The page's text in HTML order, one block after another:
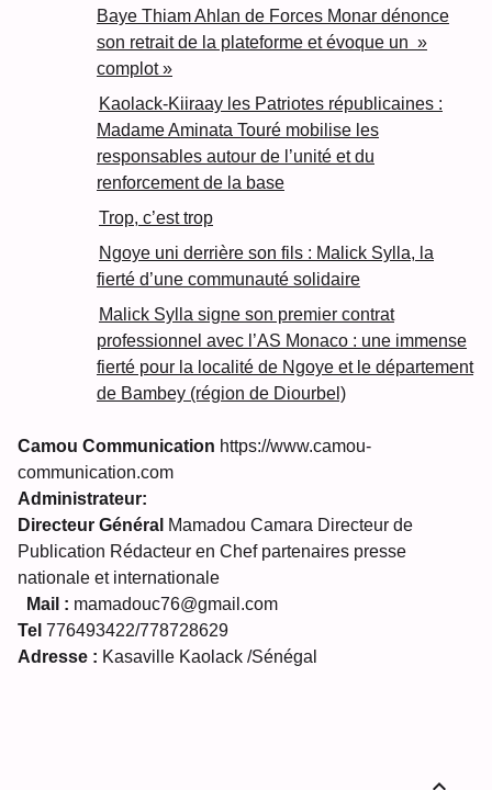
Baye Thiam Ahlan de Forces Monar dénonce
son retrait de la plateforme et évoque un »
complot »
Kaolack-Kiiraay les Patriotes républicaines :
Madame Aminata Touré mobilise les
responsables autour de l’unité et du
renforcement de la base
Trop, c’est trop
Ngoye uni derrière son fils : Malick Sylla, la
fierté d’une communauté solidaire
Malick Sylla signe son premier contrat
professionnel avec l’AS Monaco : une immense
fierté pour la localité de Ngoye et le département
de Bambey (région de Diourbel)
Camou Communication https://www.camou-
communication.com
Administrateur:
Directeur Général Mamadou Camara Directeur de
Publication Rédacteur en Chef partenaires presse
nationale et internationale
Mail : mamadouc76@gmail.com
Tel 776493422/778728629
Adresse : Kasaville Kaolack /Sénégal